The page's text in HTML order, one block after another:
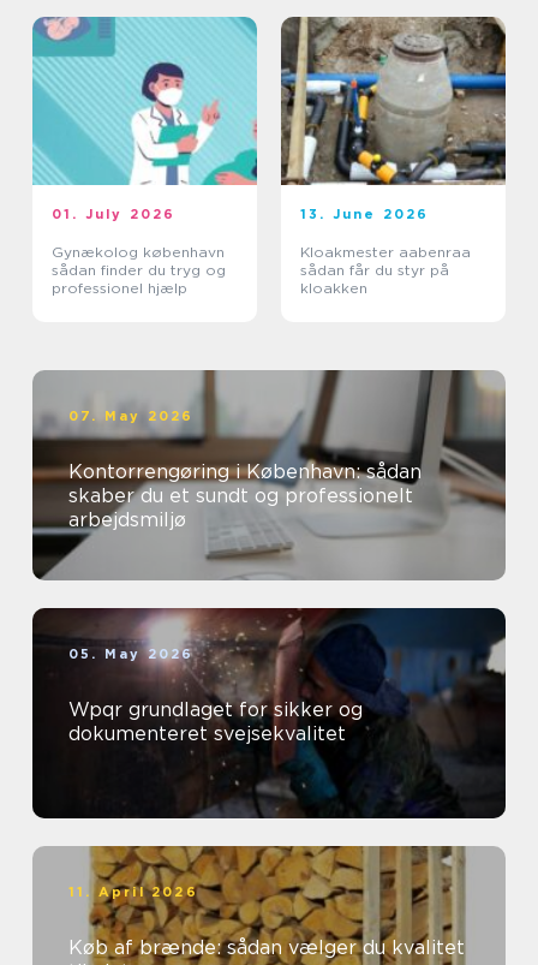
01. July 2026
Gynækolog københavn
sådan finder du tryg og
professionel hjælp
13. June 2026
Kloakmester aabenraa
sådan får du styr på
kloakken
07. May 2026
Kontorrengøring i København: sådan
skaber du et sundt og professionelt
arbejdsmiljø
05. May 2026
Wpqr grundlaget for sikker og
dokumenteret svejsekvalitet
11. April 2026
Køb af brænde: sådan vælger du kvalitet